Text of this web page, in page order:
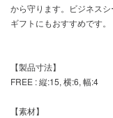
から守ります。ビジネスシ
ギフトにもおすすめです。
【製品寸法】
FREE : 縦:15, 横:6, 幅:4
【素材】